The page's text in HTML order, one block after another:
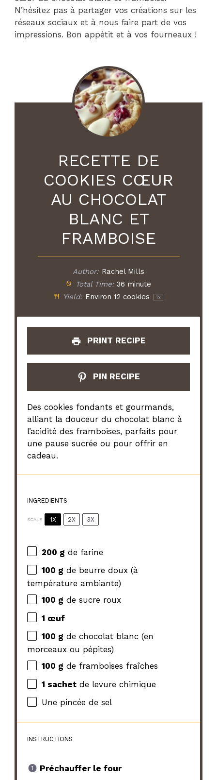
N’hésitez pas à partager vos créations sur les
réseaux sociaux et à nous faire part de vos
impressions. Bon appétit et à vos fourneaux !
RECETTE DE
COOKIES CŒUR
AU CHOCOLAT
BLANC ET
FRAMBOISE
Author: Rachel Mills
Total Time: 36 minute
Yield: Environ 12 cookies 1x
PRINT RECIPE
PIN RECIPE
Des cookies fondants et gourmands,
alliant la douceur du chocolat blanc à
l’acidité des framboises, parfaits pour
une pause sucrée ou pour offrir en
cadeau.
INGREDIENTS
SCALE 1X 2X 3X
200 g de farine
100 g de beurre doux (à
température ambiante)
100 g de sucre roux
1 œuf
100 g de chocolat blanc (en
morceaux ou pépites)
100 g de framboises fraîches
1 sachet de levure chimique
Une pincée de sel
INSTRUCTIONS
Préchauffer le four